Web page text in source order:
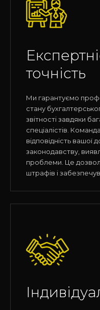
точність
Ми гарантуємо
стану
звітності завдяки
спеціалістів.
відповідність вашої
законодавству,
проблеми. Це
штрафів і